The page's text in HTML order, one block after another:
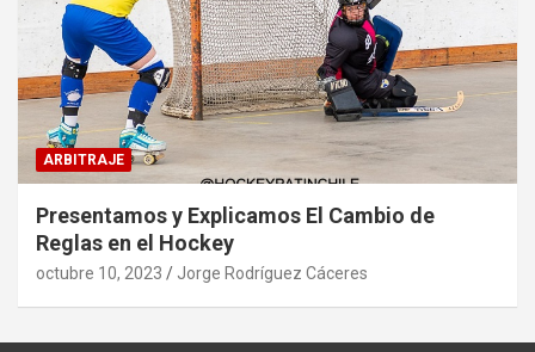
ARBITRAJE
Presentamos y Explicamos El Cambio de
Reglas en el Hockey
octubre 10, 2023 Jorge Rodríguez Cáceres